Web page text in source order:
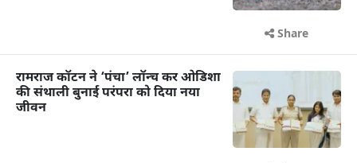
Share
रामराज कॉटन ने ‘पंचा’ लॉन्च कर ओडिशा
की संथाली बुनाई परंपरा को दिया नया
जीवन